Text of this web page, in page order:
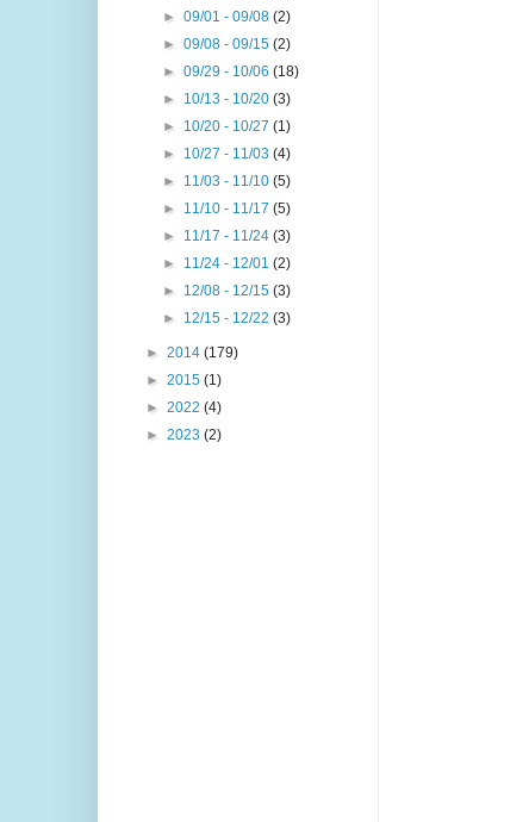
►09/01 - 09/08(2)
►09/08 - 09/15(2)
►09/29 - 10/06(18)
► 10/13 - 10/20(3)
► 10/20 - 10/27(1)
► 10/27 - 11/03(4)
► 11/03 - 11/10(5)
► 11/10 - 11/17(5)
► 11/17 - 11/24(3)
► 11/24 - 12/01(2)
► 12/08 - 12/15(3)
► 12/15 - 12/22(3)
► 2014 (179)
► 2015 (1)
► 2022 (4)
► 2023 (2)